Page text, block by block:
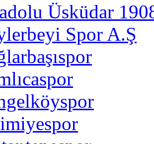
Üsküdar
Spor A.Ş